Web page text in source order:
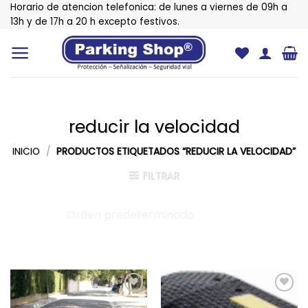
Saltar
Horario de atencion telefonica: de lunes a viernes de 09h a
13h y de 17h a 20 h excepto festivos.
reducir la velocidad
INICIO / PRODUCTOS ETIQUETADOS “REDUCIR LA VELOCIDAD”
FILTRAR
Añadir
Añadir